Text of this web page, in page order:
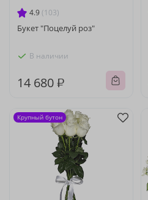
4.9 (103)
Букет "Поцелуй роз"
В наличии
14 680 ₽
Крупный бутон